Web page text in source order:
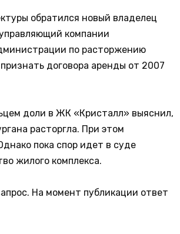
обратился новый владелец
компании
по расторжению
договора аренды от 2007
доли в ЖК «Кристалл» выяснил,
расторгла. При этом
пока спор идет в суде
жилого комплекса.
На момент публикации ответ